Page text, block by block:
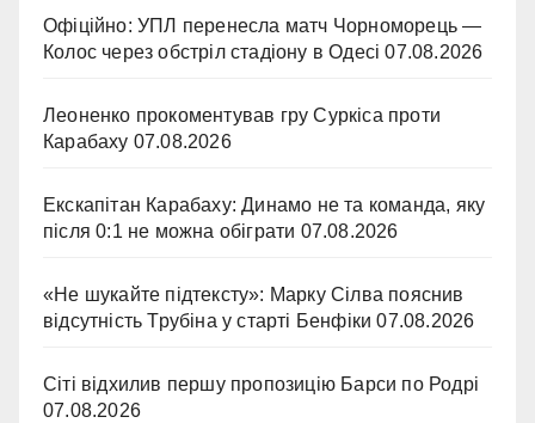
Офіційно: УПЛ перенесла матч Чорноморець —
Колос через обстріл стадіону в Одесі 07.08.2026
Леоненко прокоментував гру Суркіса проти
Карабаху 07.08.2026
Екскапітан Карабаху: Динамо не та команда, яку
після 0:1 не можна обіграти 07.08.2026
«Не шукайте підтексту»: Марку Сілва пояснив
відсутність Трубіна у старті Бенфіки 07.08.2026
Сіті відхилив першу пропозицію Барси по Родрі
07.08.2026